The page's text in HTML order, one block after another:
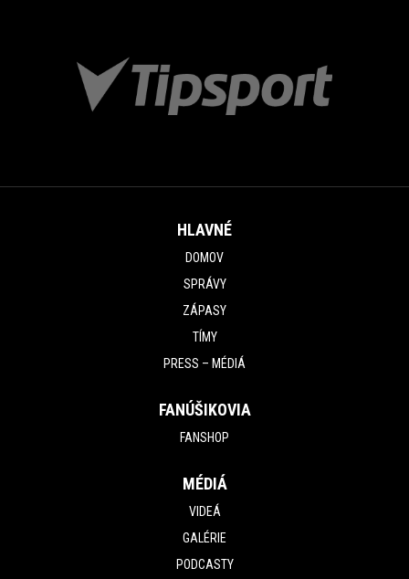
HLAVNÉ
DOMOV
SPRÁVY
ZÁPASY
TÍMY
PRESS – MÉDIÁ
FANÚŠIKOVIA
FANSHOP
MÉDIÁ
VIDEÁ
GALÉRIE
PODCASTY